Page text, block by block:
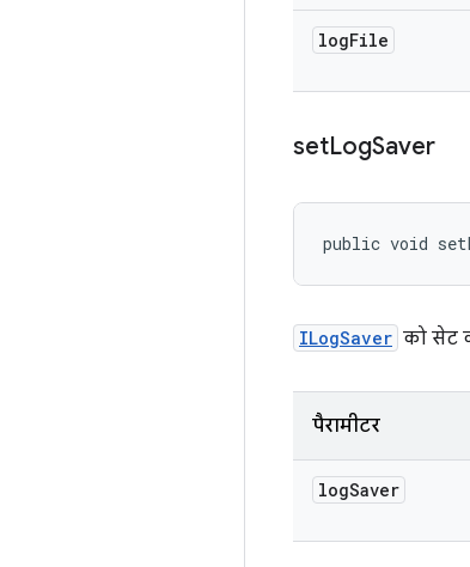
logFile
setLogSaver
public void
ILogSaver को सेट
पैरामीटर
logSaver